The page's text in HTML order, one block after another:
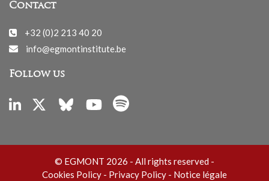
Contact
+32 (0)2 213 40 20
info@egmontinstitute.be
Follow us
© EGMONT 2026 - All rights reserved -
Cookies Policy - Privacy Policy - Notice légale